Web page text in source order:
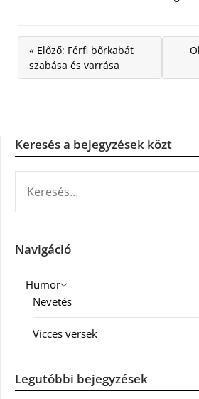
« Előző: Férfi bőrkabát
szabása és varrása
Keresés a bejegyzések közt
Navigáció
Humor
Nevetés
Vicces versek
Legutóbbi bejegyzések